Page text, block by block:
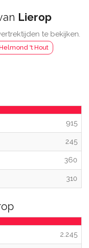
Lierop
te bekijken.
't Hout
915
245
360
310
2.245